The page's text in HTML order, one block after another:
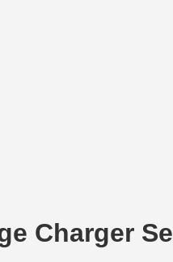
Charger Se